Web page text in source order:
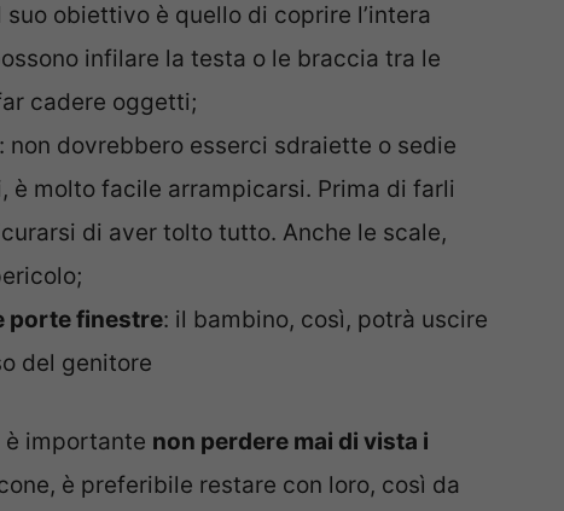
suo obiettivo è quello di coprire l’intera
infilare la testa o le braccia tra le
cadere oggetti;
: non dovrebbero esserci sdraiette o sedie
è molto facile arrampicarsi. Prima di farli
di aver tolto tutto. Anche le scale,
porte finestre: il bambino, così, potrà uscire
del genitore
importante non perdere mai di vista i
è preferibile restare con loro, così da